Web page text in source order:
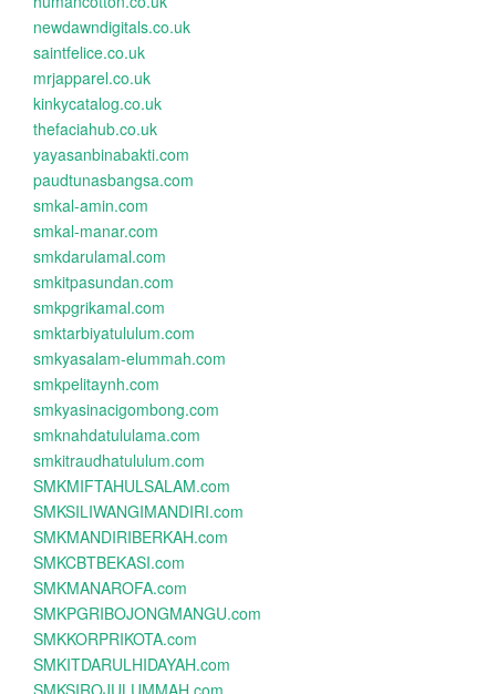
newdawndigitals.co.uk
saintfelice.co.uk
mrjapparel.co.uk
kinkycatalog.co.uk
thefaciahub.co.uk
yayasanbinabakti.com
paudtunasbangsa.com
smkal-amin.com
smkal-manar.com
smkdarulamal.com
smkitpasundan.com
smkpgrikamal.com
smktarbiyatululum.com
smkyasalam-elummah.com
smkpelitaynh.com
smkyasinacigombong.com
smknahdatululama.com
smkitraudhatululum.com
SMKMIFTAHULSALAM.com
SMKSILIWANGIMANDIRI.com
SMKMANDIRIBERKAH.com
SMKCBTBEKASI.com
SMKMANAROFA.com
SMKPGRIBOJONGMANGU.com
SMKKORPRIKOTA.com
SMKITDARULHIDAYAH.com
SMKSIROJULUMMAH.com